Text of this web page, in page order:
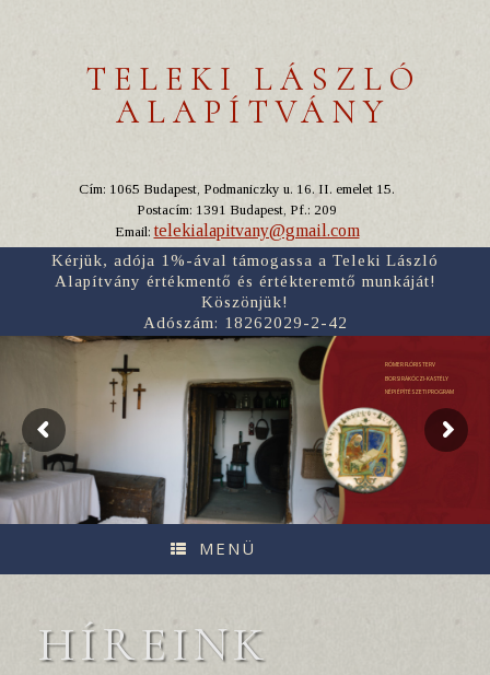
TELEKI LÁSZLÓ
ALAPÍTVÁNY
Cím: 1065 Budapest, Podmaniczky u. 16. II. emelet 15.
Postacím: 1391 Budapest, Pf.: 209
Email:telekialapitvany@gmail.com
Kérjük, adója 1%-ával támogassa a Teleki László
Alapítvány értékmentő és értékteremtő munkáját!
Köszönjük!
Adószám: 18262029-2-42
RÓMER FLÓRIS TERV
BORSI RÁKÓCZI-KASTÉLY
NÉPI ÉPÍTÉSZETI PROGRAM
MENÜ
HÍREINK